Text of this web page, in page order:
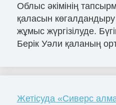
Облыс әкімінің
қаласын
жұмыс жүргізілуде.
Берік Уәли қаланың
Жетісуда «Сиверс